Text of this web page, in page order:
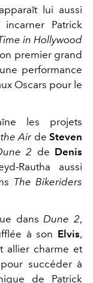
lui aussi
Patrick
in Hollywood
premier grand
performance
Oscars pour le
les projets
AirdeSteven
2 de Denis
Rautha aussi
The Bikeriders
dansDune 2,
à son Elvis,
allier charme et
succéder à
de Patrick